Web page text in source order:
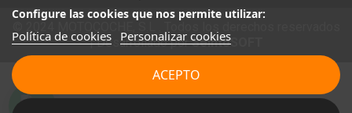
Leer más reseñas
Configure las cookies que nos permite utilizar:
Política de cookies Personalizar cookies
ACEPTO
| Desarrollado porSeintoSOFT